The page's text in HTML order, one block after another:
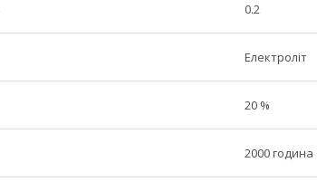
0.2
Електроліт
20 %
2000 година